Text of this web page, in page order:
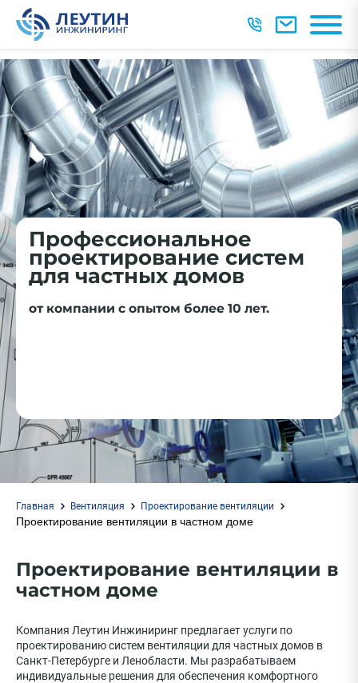
Профессиональное
проектирование систем
для частных домов
от компании с опытом более 10 лет.
Индивидуальные условия
при заказе "под ключ"
Главная Вентиляция Проектирование вентиляции
Проектирование вентиляции в частном доме
Проектирование вентиляции в
частном доме
Компания Леутин Инжиниринг предлагает услуги по
проектированию систем вентиляции для частных домов в
Санкт-Петербурге и Ленобласти. Мы разрабатываем
индивидуальные решения для обеспечения комфортного